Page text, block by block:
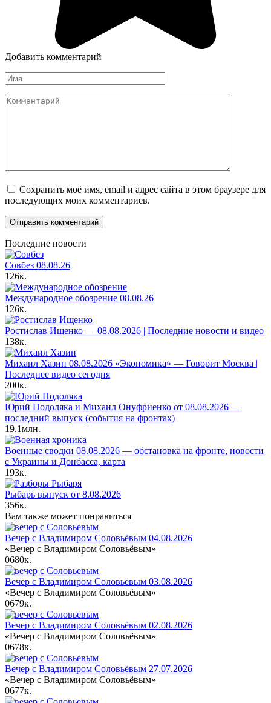
Добавить комментарий
Имя
Комментарий
Сохранить моё имя, email и адрес сайта в этом браузере для
последующих моих комментариев.
Последние новости
Совбез 08.08.26
126к.
Международное обозрение 08.08.26
126к.
Ростислав Ищенко — 08.08.2026 | Последние новости и видео
138к.
Михаил Хазин 08.08.2026 «Экономика» — Говорит Москва |
Последнее видео сегодня
200к.
Юрий Подоляка и Михаил Онуфриенко от 08.08.2026 —
последний выпуск (события на фронтах)
19.1млн.
Военные сводки 08.08.2026 — обстановка на фронте, новости
с Украины и Донбасса, карта
193к.
Рыбарь выпуск от 8.08.2026
356к.
Вам также может понравиться
Вечер с Владимиром Соловьёвым 04.08.2026
«Вечер с Владимиром Соловьёвым»
0680к.
Вечер с Владимиром Соловьёвым 03.08.2026
«Вечер с Владимиром Соловьёвым»
0679к.
Вечер с Владимиром Соловьёвым 02.08.2026
«Вечер с Владимиром Соловьёвым»
0678к.
Вечер с Владимиром Соловьёвым 27.07.2026
«Вечер с Владимиром Соловьёвым»
0677к.